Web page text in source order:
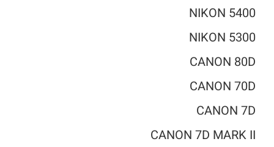
NIKON 5400
NIKON 5300
CANON 80D
CANON 70D
CANON 7D
CANON 7D MARK II